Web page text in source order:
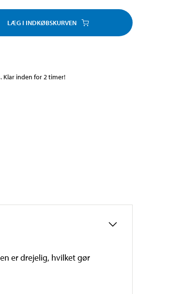
LÆG I INDKØBSKURVEN
Klar inden for 2 timer!
er drejelig, hvilket gør